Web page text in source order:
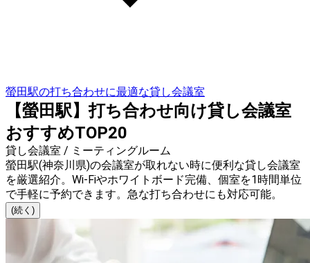
螢田駅の打ち合わせに最適な貸し会議室
【螢田駅】打ち合わせ向け貸し会議室
おすすめTOP20
貸し会議室 / ミーティングルーム
螢田駅(神奈川県)の会議室が取れない時に便利な貸し会議室
を厳選紹介。Wi-Fiやホワイトボード完備、個室を1時間単位
で手軽に予約できます。急な打ち合わせにも対応可能。
(続く)